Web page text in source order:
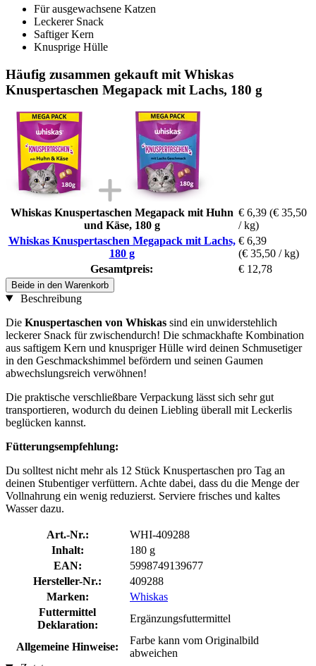
Für ausgewachsene Katzen
Leckerer Snack
Saftiger Kern
Knusprige Hülle
Häufig zusammen gekauft mit Whiskas
Knuspertaschen Megapack mit Lachs, 180 g
Whiskas Knuspertaschen Megapack mit Huhn
und Käse, 180 g
€ 6,39 (€ 35,50
/ kg)
Whiskas Knuspertaschen Megapack mit Lachs,
180 g
€ 6,39
(€ 35,50 / kg)
Gesamtpreis:
€ 12,78
Beide in den Warenkorb
Beschreibung
Die Knuspertaschen von Whiskas sind ein unwiderstehlich
leckerer Snack für zwischendurch! Die schmackhafte Kombination
aus saftigem Kern und knuspriger Hülle wird deinen Schmusetiger
in den Geschmackshimmel befördern und seinen Gaumen
abwechslungsreich verwöhnen!
Die praktische verschließbare Verpackung lässt sich sehr gut
transportieren, wodurch du deinen Liebling überall mit Leckerlis
beglücken kannst.
Fütterungsempfehlung:
Du solltest nicht mehr als 12 Stück Knuspertaschen pro Tag an
deinen Stubentiger verfüttern. Achte dabei, dass du die Menge der
Vollnahrung ein wenig reduzierst. Serviere frisches und kaltes
Wasser dazu.
Art.-Nr.:
WHI-409288
Inhalt:
180 g
EAN:
5998749139677
Hersteller-Nr.:
409288
Marken:
Whiskas
Futtermittel
Deklaration:
Ergänzungsfuttermittel
Allgemeine Hinweise:
Farbe kann vom Originalbild
abweichen